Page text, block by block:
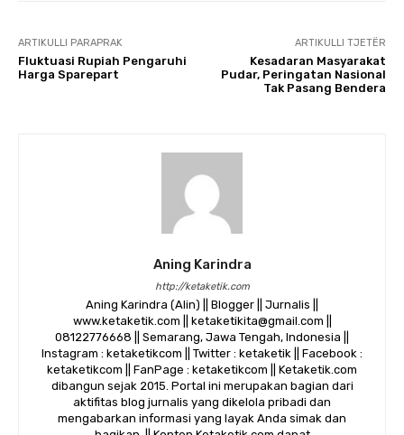
ARTIKULLI PARAPRAK
Fluktuasi Rupiah Pengaruhi
Harga Sparepart
ARTIKULLI TJETËR
Kesadaran Masyarakat
Pudar, Peringatan Nasional
Tak Pasang Bendera
Aning Karindra
http://ketaketik.com
Aning Karindra (Alin) || Blogger || Jurnalis ||
www.ketaketik.com || ketaketikita@gmail.com ||
08122776668 || Semarang, Jawa Tengah, Indonesia ||
Instagram : ketaketikcom || Twitter : ketaketik || Facebook :
ketaketikcom || FanPage : ketaketikcom || Ketaketik.com
dibangun sejak 2015. Portal ini merupakan bagian dari
aktifitas blog jurnalis yang dikelola pribadi dan
mengabarkan informasi yang layak Anda simak dan